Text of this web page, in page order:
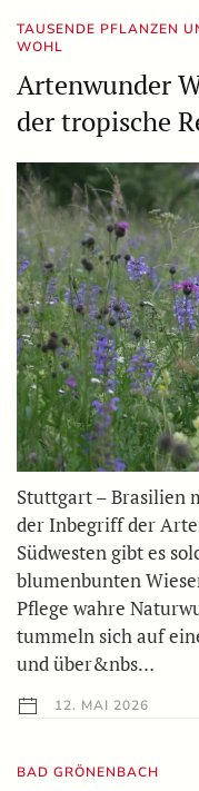
TAUSENDE PFLANZEN
WOHL
Artenwunder
der tropische
Stuttgart – Brasilien
der Inbegriff der
Südwesten gibt es
blumenbunten
Pflege wahre
tummeln sich auf
und über&nbs…
12. MAI 2026
BAD GRÖNENBACH